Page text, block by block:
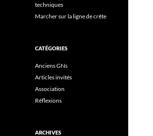
techniques
Marcher sur la ligne de crête
CATÉGORIES
Anciens GNs
Articles invités
Association
Réflexions
ARCHIVES